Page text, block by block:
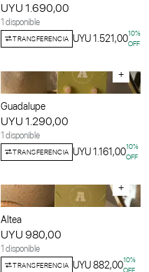
UYU 1.690,00
1 disponible
TRANSFERENCIA UYU 1.521,0010%
OFF
+
Guadalupe
UYU 1.290,00
1 disponible
TRANSFERENCIA UYU 1.161,0010%
OFF
+
Altea
UYU 980,00
1 disponible
TRANSFERENCIA UYU 882,0010%
OFF